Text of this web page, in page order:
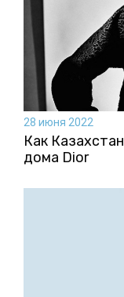
28 июня 2022
Как
дома Dior